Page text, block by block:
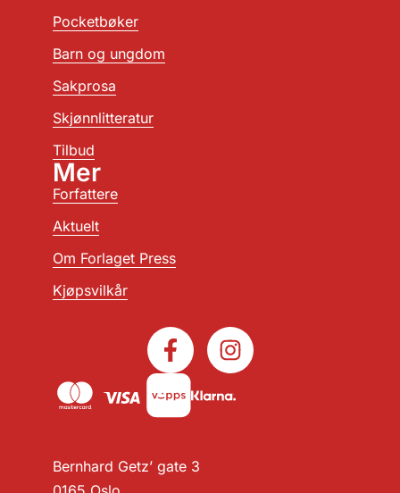
Bernhard Getz’ gate 3
Pocketbøker
Barn og ungdom
Sakprosa
Skjønnlitteratur
Tilbud
Mer
Forfattere
Aktuelt
Om Forlaget Press
Kjøpsvilkår